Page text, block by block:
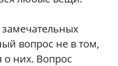
вопрос не в том,
о них. Вопрос